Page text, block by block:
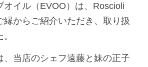
オイル（EVOO）は、Roscioli
縁からご紹介いただき、取り扱
、当店のシェフ遠藤と妹の正子